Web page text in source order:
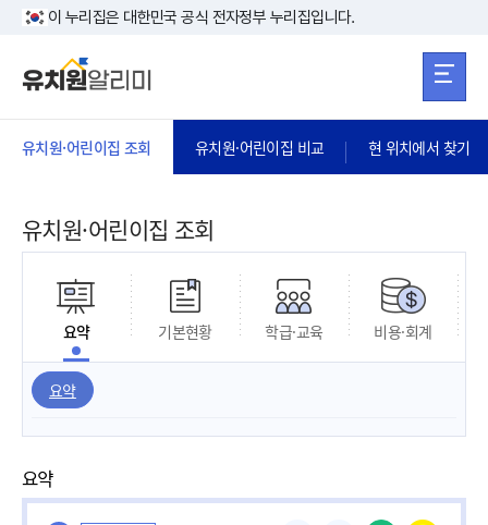
본문 바로가기
이 누리집은 대한민국 공식 전자정부 누리집입니다.
유치원·어린이집 조회 유치원·어린이집 비교 현 위치에서 찾기
유치원·어린이집 조회
요약 기본현황 학급·교육 비용·회계
요약
요약